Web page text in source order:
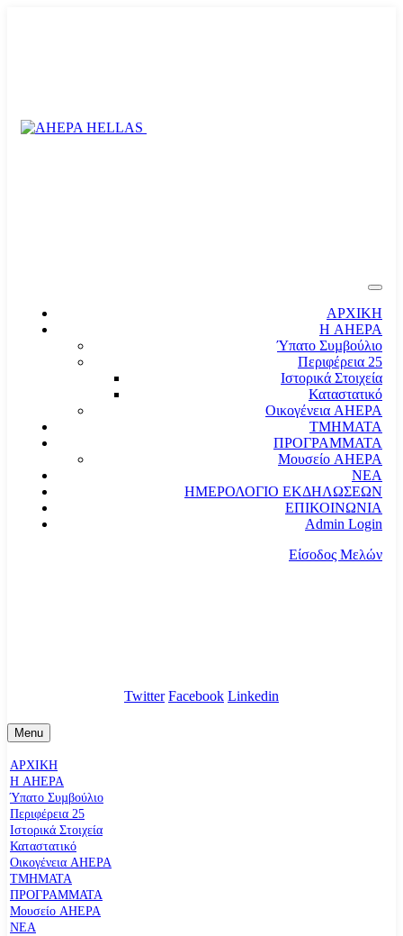
ΑΡΧΙΚΗ
Η AHEPA
Ύπατο Συµβούλιο
Περιφέρεια 25
Ιστορικά Στοιχεία
Καταστατικό
Οικογένεια AHEPA
ΤΜΗΜΑΤΑ
ΠΡΟΓΡΑΜΜΑΤΑ
Μουσείο AHEPA
ΝΕΑ
ΗΜΕΡΟΛΟΓΙΟ ΕΚΔΗΛΩΣΕΩΝ
ΕΠΙΚΟΙΝΩΝΙΑ
Admin Login
Είσοδος Μελών
Twitter Facebook Linkedin
Menu
ΑΡΧΙΚΗ
Η AHEPA
Ύπατο Συµβούλιο
Περιφέρεια 25
Ιστορικά Στοιχεία
Καταστατικό
Οικογένεια AHEPA
ΤΜΗΜΑΤΑ
ΠΡΟΓΡΑΜΜΑΤΑ
Μουσείο AHEPA
ΝΕΑ